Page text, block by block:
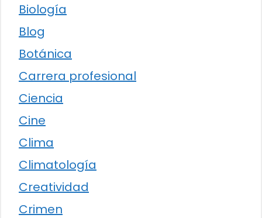
Biología
Blog
Botánica
Carrera profesional
Ciencia
Cine
Clima
Climatología
Creatividad
Crimen